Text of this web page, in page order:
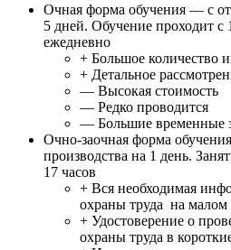
Очная форма обучения — с
5 дней. Обучение проходит с
ежедневно
+ Большое количество
+ Детальное
— Высокая стоимость
— Редко проводится
— Большие временные
Очно-заочная форма
производства на 1 день.
17 часов
+ Вся необходимая
охраны труда на
+ Удостоверение о
охраны труда в